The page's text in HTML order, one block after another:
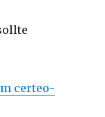
certeo-